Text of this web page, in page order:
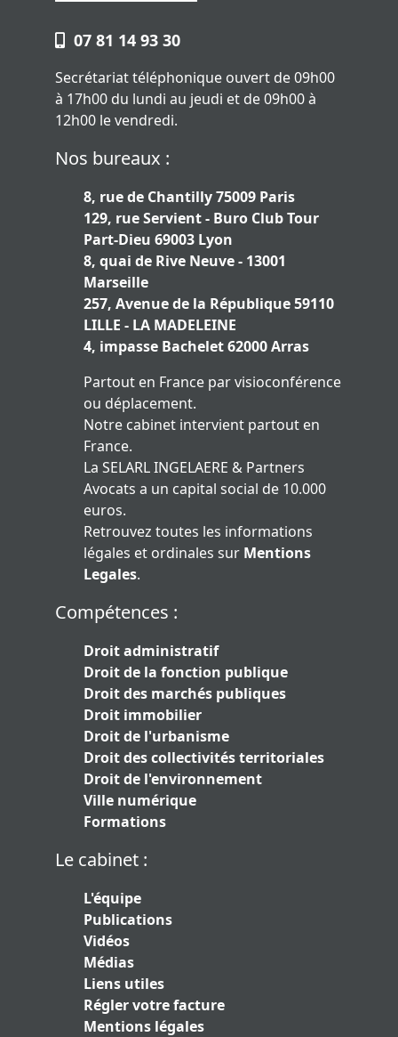
07 81 14 93 30
Secrétariat téléphonique ouvert de 09h00
à 17h00 du lundi au jeudi et de 09h00 à
12h00 le vendredi.
Nos bureaux :
8, rue de Chantilly 75009 Paris
129, rue Servient - Buro Club Tour
Part-Dieu 69003 Lyon
8, quai de Rive Neuve - 13001
Marseille
257, Avenue de la République 59110
LILLE - LA MADELEINE
4, impasse Bachelet 62000 Arras
Partout en France par visioconférence
ou déplacement.
Notre cabinet intervient partout en
France.
La SELARL INGELAERE & Partners
Avocats a un capital social de 10.000
euros.
Retrouvez toutes les informations
légales et ordinales sur Mentions
Legales.
Compétences :
Droit administratif
Droit de la fonction publique
Droit des marchés publiques
Droit immobilier
Droit de l'urbanisme
Droit des collectivités territoriales
Droit de l'environnement
Ville numérique
Formations
Le cabinet :
L'équipe
Publications
Vidéos
Médias
Liens utiles
Régler votre facture
Mentions légales